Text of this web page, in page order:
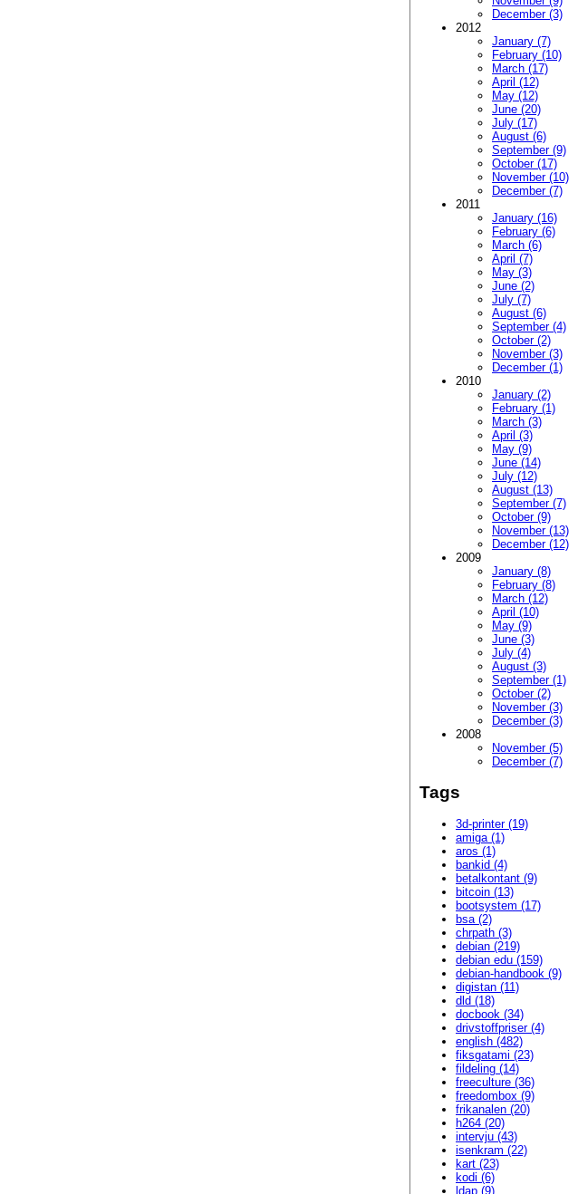
December (3)
2012
January (7)
February (10)
March (17)
April (12)
May (12)
June (20)
July (17)
August (6)
September (9)
October (17)
November (10)
December (7)
2011
January (16)
February (6)
March (6)
April (7)
May (3)
June (2)
July (7)
August (6)
September (4)
October (2)
November (3)
December (1)
2010
January (2)
February (1)
March (3)
April (3)
May (9)
June (14)
July (12)
August (13)
September (7)
October (9)
November (13)
December (12)
2009
January (8)
February (8)
March (12)
April (10)
May (9)
June (3)
July (4)
August (3)
September (1)
October (2)
November (3)
December (3)
2008
November (5)
December (7)
Tags
3d-printer (19)
amiga (1)
aros (1)
bankid (4)
betalkontant (9)
bitcoin (13)
bootsystem (17)
bsa (2)
chrpath (3)
debian (219)
debian edu (159)
debian-handbook (9)
digistan (11)
dld (18)
docbook (34)
drivstoffpriser (4)
english (482)
fiksgatami (23)
fildeling (14)
freeculture (36)
freedombox (9)
frikanalen (20)
h264 (20)
intervju (43)
isenkram (22)
kart (23)
kodi (6)
ldap (9)